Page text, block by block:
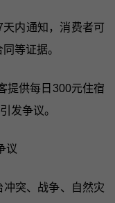
内通知，消费者可
等证据。
提供每日300元住宿
发争议。
议
冲突、战争、自然灾